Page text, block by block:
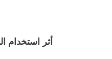
أثر استخدام